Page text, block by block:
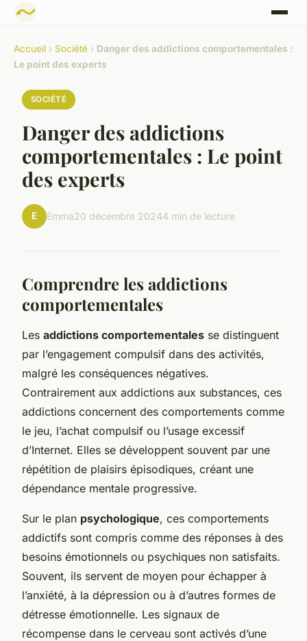
Accueil › Société › Danger des addictions comportementales :
Le point des experts
SOCIÉTÉ
Danger des addictions
comportementales : Le point
des experts
E Emma20 décembre 20244 min de lecture
Comprendre les addictions
comportementales
Les addictions comportementales se distinguent
par l’engagement compulsif dans des activités,
malgré les conséquences négatives.
Contrairement aux addictions aux substances, ces
addictions concernent des comportements comme
le jeu, l’achat compulsif ou l’usage excessif
d’Internet. Elles se développent souvent par une
répétition de plaisirs épisodiques, créant une
dépendance mentale progressive.
Sur le plan psychologique, ces comportements
addictifs sont compris comme des réponses à des
besoins émotionnels ou psychiques non satisfaits.
Souvent, ils servent de moyen pour échapper à
l’anxiété, à la dépression ou à d’autres formes de
détresse émotionnelle. Les signaux de
récompense dans le cerveau sont activés d’une